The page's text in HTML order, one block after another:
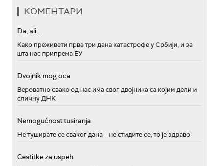
КОМЕНТАРИ
Da, ali...
Како преживети прва три дана катастрофе у Србији, и за
шта нас припрема ЕУ
Dvojnik mog oca
Вероватно свако од нас има свог двојника са којим дели и
сличну ДНК
Nemogućnost tusiranja
Не туширате се сваког дана – не стидите се, то је здраво
Cestitke za uspeh